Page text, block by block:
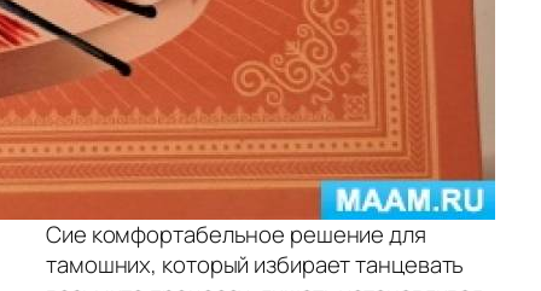
Сие комфортабельное решение для
тамошних, который избирает танцевать